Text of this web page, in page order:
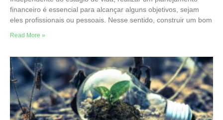
financeiro é essencial para alcançar alguns objetivos, sejam
eles profissionais ou pessoais. Nesse sentido, construir um bom
Read More »